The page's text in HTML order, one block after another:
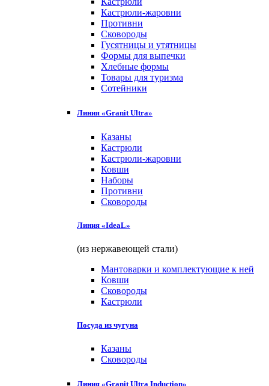
Кастрюли-жаровни
Противни
Сковороды
Гусятницы и утятницы
Формы для выпечки
Хлебные формы
Товары для туризма
Сотейники
Линия «Granit Ultra»
Казаны
Кастрюли
Кастрюли-жаровни
Ковши
Наборы
Противни
Сковороды
Линия «IdeaL»
(из нержавеющей стали)
Мантоварки и комплектующие к ней
Ковши
Сковороды
Кастрюли
Посуда из чугуна
Казаны
Сковороды
Линия «Granit Ultra Induction»